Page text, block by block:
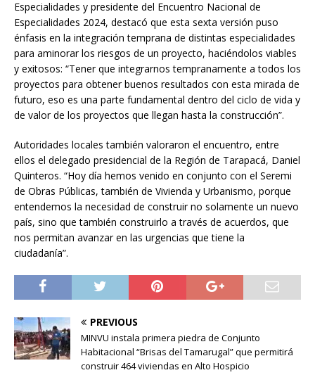
Especialidades y presidente del Encuentro Nacional de
Especialidades 2024, destacó que esta sexta versión puso
énfasis en la integración temprana de distintas especialidades
para aminorar los riesgos de un proyecto, haciéndolos viables
y exitosos: “Tener que integrarnos tempranamente a todos los
proyectos para obtener buenos resultados con esta mirada de
futuro, eso es una parte fundamental dentro del ciclo de vida y
de valor de los proyectos que llegan hasta la construcción”.
Autoridades locales también valoraron el encuentro, entre
ellos el delegado presidencial de la Región de Tarapacá, Daniel
Quinteros. “Hoy día hemos venido en conjunto con el Seremi
de Obras Públicas, también de Vivienda y Urbanismo, porque
entendemos la necesidad de construir no solamente un nuevo
país, sino que también construirlo a través de acuerdos, que
nos permitan avanzar en las urgencias que tiene la
ciudadanía”.
PREVIOUS
MINVU instala primera piedra de Conjunto
Habitacional “Brisas del Tamarugal” que permitirá
construir 464 viviendas en Alto Hospicio